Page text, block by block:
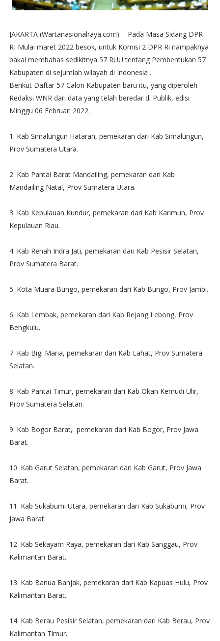
JAKARTA (Wartanasionalraya.com) - Pada Masa Sidang DPR
RI Mulai maret 2022 besok, untuk Komisi 2 DPR Ri nampaknya
bakal membahas sedikitnya 57 RUU tentang Pembentukan 57
Kabupaten di sejumlah wilayah di Indonesia .
Berikut Daftar 57 Calon Kabupaten baru itu, yang diperoleh
Redaksi WNR dari data yang telah beredar di Publik, edisi
Minggu 06 Februari 2022.
1. Kab Simalungun Hataran, pemekaran dari Kab Simalungun,
Prov Sumatera Utara.
2. Kab Pantai Barat Mandailing, pemekaran dari Kab
Mandailing Natal, Prov Sumatera Utara.
3. Kab Kepulauan Kundur, pemekaran dari Kab Karimun, Prov
Kepulauan Riau.
4. Kab Renah Indra Jati, pemekaran dari Kab Pesisir Selatan,
Prov Sumatera Barat.
5. Kota Muara Bungo, pemekaran dari Kab Bungo, Prov Jambi.
6. Kab Lembak, pemekaran dari Kab Rejang Lebong, Prov
Bengkulu.
7. Kab Bigi Maria, pemekaran dari Kab Lahat, Prov Sumatera
Selatan.
8. Kab Pantai Timur, pemekaran dari Kab Okan Kemudi Ulir,
Prov Sumatera Selatan.
9. Kab Bogor Barat, pemekaran dari Kab Bogor, Prov Jawa
Barat.
10. Kab Garut Selatan, pemekaran dari Kab Garut, Prov Jawa
Barat.
11. Kab Sukabumi Utara, pemekaran dari Kab Sukabumi, Prov
Jawa Barat.
12. Kab Sekayam Raya, pemekaran dari Kab Sanggau, Prov
Kalimantan Barat.
13. Kab Banua Banjak, pemekaran dari Kab Kapuas Hulu, Prov
Kalimantan Barat.
14. Kab Berau Pesisir Selatan, pemekaran dari Kab Berau, Prov
Kalimantan Timur.